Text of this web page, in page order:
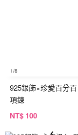
1/6
925銀飾×珍愛百分
項鍊
NT$ 100